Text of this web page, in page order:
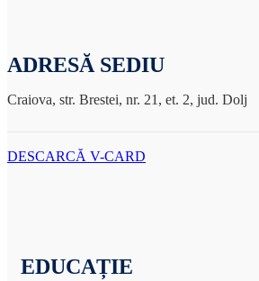
ADRESĂ SEDIU
Craiova, str. Brestei, nr. 21, et. 2, jud. Dolj
DESCARCĂ V-CARD
EDUCAȚIE